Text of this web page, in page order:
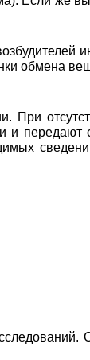
обмена
При
и передают